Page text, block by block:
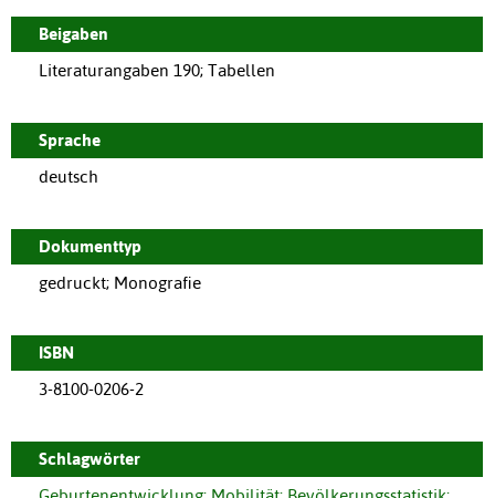
Beigaben
Literaturangaben 190; Tabellen
Sprache
deutsch
Dokumenttyp
gedruckt; Monografie
ISBN
3-8100-0206-2
Schlagwörter